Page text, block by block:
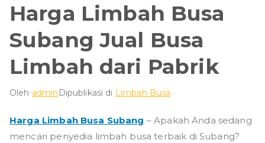
Harga Limbah Busa
Subang Jual Busa
Limbah dari Pabrik
Oleh admin Dipublikasi di Limbah Busa
Harga Limbah Busa Subang – Apakah Anda sedang
mencari penyedia limbah busa terbaik di Subang?